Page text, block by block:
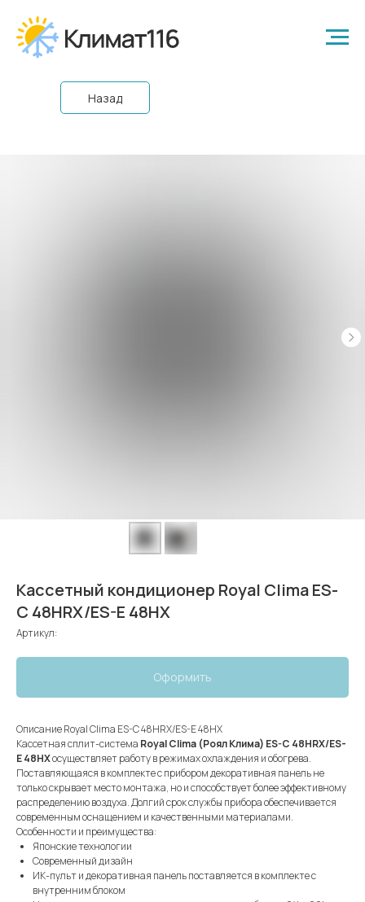
Назад
Кассетный кондиционер Royal Clima ES-
C 48HRX/ES-E 48HX
Артикул:
Оформить
Описание Royal Clima ES-C 48HRX/ES-E 48HX
Кассетная сплит-система Royal Clima (Роял Клима) ES-C 48HRX/ES-
E 48HXосуществляет работу в режимах охлаждения и обогрева.
Поставляющаяся в комплекте с прибором декоративная панель не
только скрывает место монтажа, но и способствует более эффективному
распределению воздуха. Долгий срок службы прибора обеспечивается
современным оснащением и качественными материалами.
Особенности и преимущества:
Японские технологии
Современный дизайн
ИК-пульт и декоративная панель поставляется в комплекте с
внутренним блоком